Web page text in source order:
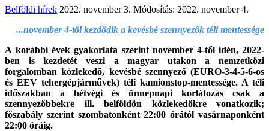
Belföldi hírek 2022. november 3. Módosítás: 2022. november 4.
...november 4-től kezdődik a kevésbé szennyezők téli mentessége
A korábbi évek gyakorlata szerint november 4-től idén, 2022-
ben is kezdetét veszi a magyar utakon a nemzetközi
forgalomban közlekedő, kevésbé szennyező (EURO-3-4-5-6-os
és EEV tehergépjárművek) téli kamionstop-mentessége. A téli
időszakban a hétvégi és ünnepnapi korlátozás csak a
szennyezőbbekre ill. belföldön közlekedőkre vonatkozik;
főszabály szerint szombatonként 22:00 órától vasárnaponként
22:00 óráig.